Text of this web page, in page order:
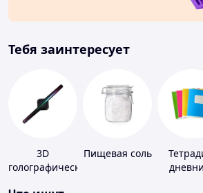
Тебя заинтересует
3D
голографические
Пищевая соль